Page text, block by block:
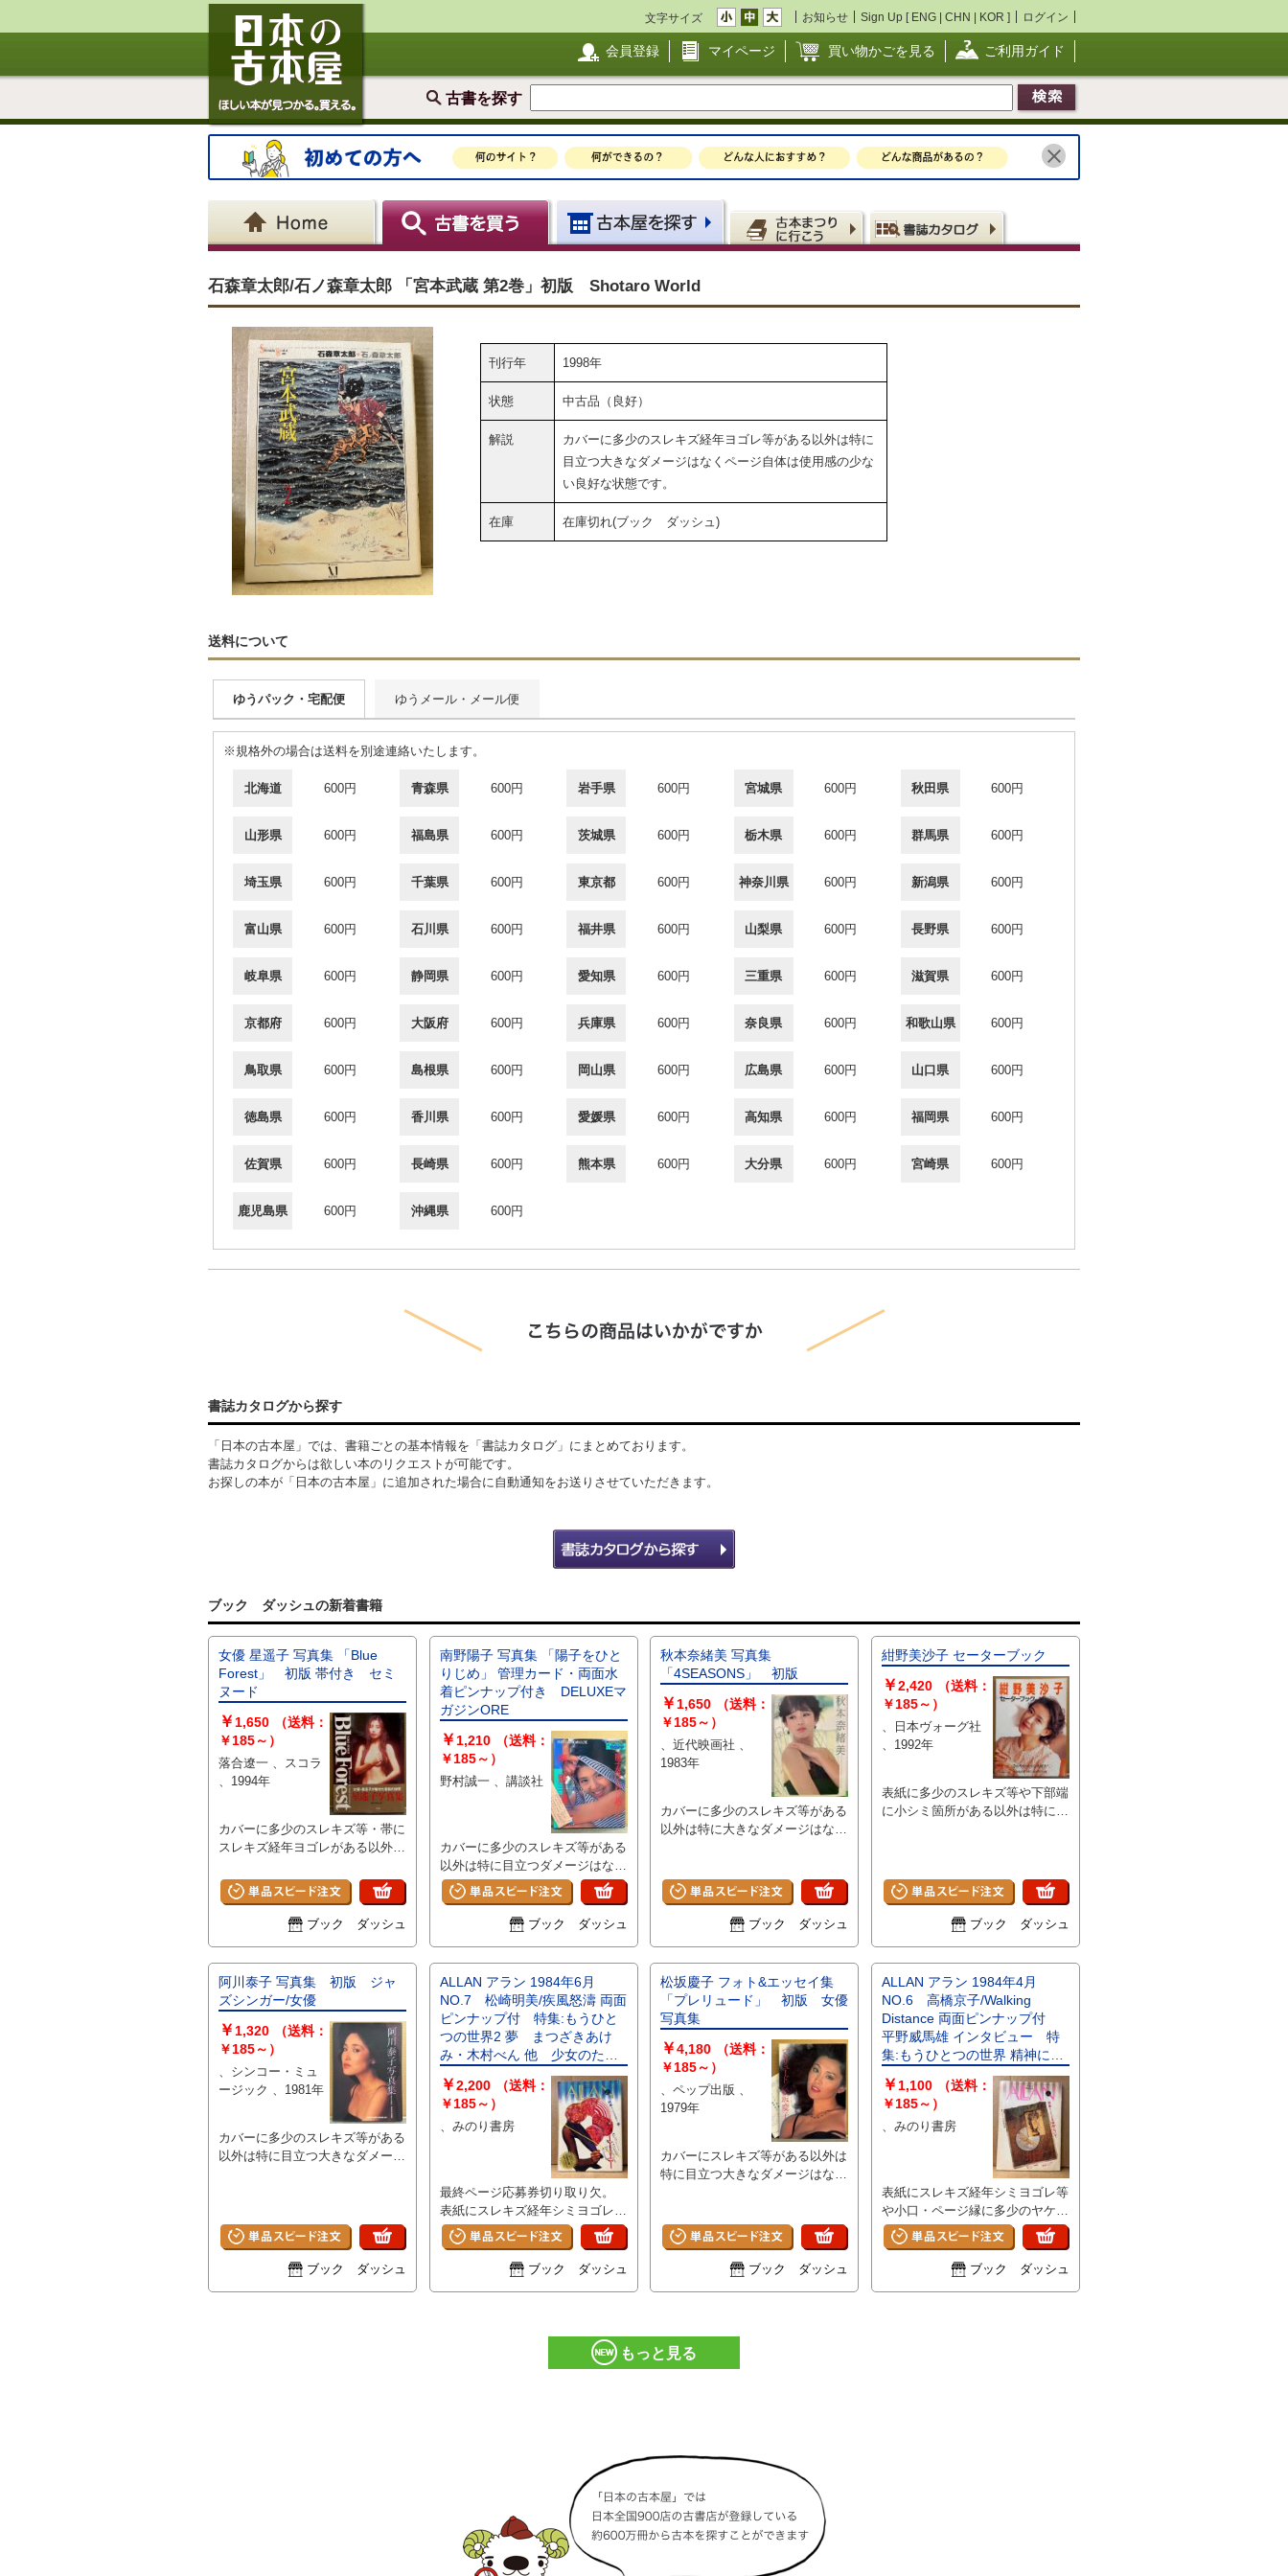
文字サイズ お知らせ Sign Up [ ENG | CHN | KOR ] ログイン
会員登録 マイページ 買い物かごを見る ご利用ガイド
古書を探す
石森章太郎/石ノ森章太郎 「宮本武蔵 第2巻」初版 Shotaro World
刊行年 1998年
状態 中古品（良好）
解説
カバーに多少のスレキズ経年ヨゴレ等がある以外は特に
目立つ大きなダメージはなくページ自体は使用感の少な
い良好な状態です。
在庫 在庫切れ(ブック ダッシュ)
送料について
ゆうパック・宅配便 ゆうメール・メール便
※規格外の場合は送料を別途連絡いたします。
北海道 600円 青森県 600円 岩手県 600円 宮城県 600円 秋田県 600円
山形県 600円 福島県 600円 茨城県 600円 栃木県 600円 群馬県 600円
埼玉県 600円 千葉県 600円 東京都 600円 神奈川県 600円 新潟県 600円
富山県 600円 石川県 600円 福井県 600円 山梨県 600円 長野県 600円
岐阜県 600円 静岡県 600円 愛知県 600円 三重県 600円 滋賀県 600円
京都府 600円 大阪府 600円 兵庫県 600円 奈良県 600円 和歌山県 600円
鳥取県 600円 島根県 600円 岡山県 600円 広島県 600円 山口県 600円
徳島県 600円 香川県 600円 愛媛県 600円 高知県 600円 福岡県 600円
佐賀県 600円 長崎県 600円 熊本県 600円 大分県 600円 宮崎県 600円
鹿児島県 600円 沖縄県 600円
書誌カタログから探す
「日本の古本屋」では、書籍ごとの基本情報を「書誌カタログ」にまとめております。
書誌カタログからは欲しい本のリクエストが可能です。
お探しの本が「日本の古本屋」に追加された場合に自動通知をお送りさせていただきます。
ブック ダッシュの新着書籍
女優 星遥子 写真集 「Blue
Forest」 初版 帯付き セミ
ヌード
￥ 1,650
（送料：
￥185～）
落合遼一 、スコラ
、1994年
カバーに多少のスレキズ等・帯に
スレキズ経年ヨゴレがある以外は
ジは比較的使用感のないキレイな
状態です。 A
ブック ダッシュ
南野陽子 写真集 「陽子をひと
りじめ」 管理カード・両面水
着ピンナップ付き DELUXEマ
ガジンORE
￥ 1,210
（送料：
￥185～）
野村誠一 、講談社
カバーに多少のスレキズ等がある
以外は特に目立つダメージはな
く、ページは比較的使用感のない
キレイな状態です。 A
ブック ダッシュ
秋本奈緒美 写真集
「4SEASONS」 初版
￥ 1,650
（送料：
￥185～）
、近代映画社 、
1983年
カバーに多少のスレキズ等がある
以外は特に大きなダメージはな
ブック ダッシュ
紺野美沙子 セーターブック
￥2,420
（送料：
￥185～）
、日本ヴォーグ社
、1992年
表紙に多少のスレキズ等や下部端
に小シミ箇所がある以外は特に大
ブック ダッシュ
阿川泰子 写真集 初版 ジャ
ズシンガー/女優
￥ 1,320
（送料：
￥185～）
、シンコー・ミュ
ージック 、1981年
カバーに多少のスレキズ等がある
以外は特に目立つ大きなダメージ
ブック ダッシュ
ALLAN アラン 1984年6月
NO.7 松崎明美/疾風怒濤 両面
ピンナップ付 特集:もうひと
つの世界2 夢 まつざきあけ
み・木村べん 他 少女のため
の耽美派マガジン 隔月刊 耽
美系
￥2,200
（送料：
￥185～）
、みのり書房
最終ページ応募券切り取り欠。
表紙にスレキズ経年シミヨゴレ等
や小口・ページ縁にヤケがある以
外は特に目立つ大きなイタミはな
く、ページその他部分は経年の割
ブック ダッシュ
松坂慶子 フォト&エッセイ集
「プレリュード」 初版 女優
写真集
￥4,180
（送料：
￥185～）
、ペップ出版 、
1979年
カバーにスレキズ等がある以外は
特に目立つ大きなダメージはな
ブック ダッシュ
ALLAN アラン 1984年4月
NO.6 高橋京子/Walking
Distance 両面ピンナップ付
平野威馬雄 インタビュー 特
集:もうひとつの世界 精神につ
いて 山田章博・まつざきあけ
み・木村べん 他 少女のため
の耽美派マガジン 隔月刊 耽
美系
￥ 1,100
（送料：
￥185～）
、みのり書房
表紙にスレキズ経年シミヨゴレ等
や小口・ページ縁に多少のヤケ/
経年シミがあります。それ以外は
特に目立つ大きなイタミはなく、
ページその他部分は概ね良好で
ブック ダッシュ
もっと見る